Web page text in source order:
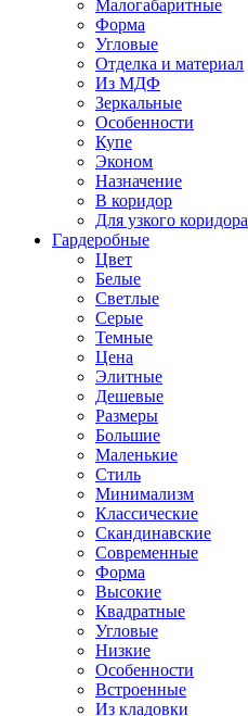
Малогабаритные
Форма
Угловые
Отделка и материал
Из МДФ
Зеркальные
Особенности
Купе
Эконом
Назначение
В коридор
Для узкого коридора
Гардеробные
Цвет
Белые
Светлые
Серые
Темные
Цена
Элитные
Дешевые
Размеры
Большие
Маленькие
Стиль
Минимализм
Классические
Скандинавские
Современные
Форма
Высокие
Квадратные
Угловые
Низкие
Особенности
Встроенные
Из кладовки